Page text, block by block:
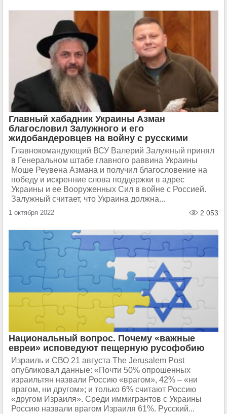
Главный хабадник Украины Азман
благословил Залужного и его
жидобандеровцев на войну с русскими
Главнокомандующий ВСУ Валерий Залужный принял
в Генеральном штабе главного раввина Украины
Моше Реувена Азмана и получил благословение на
победу и искренние слова поддержки в адрес
Украины и ее Вооруженных Сил в войне с Россией.
Залужный считает, что Украина должна...
1 октября 2022 2 053
Национальный вопрос. Почему «важные
евреи» исповедуют пещерную русофобию
Израиль и СВО 21 августа The Jerusalem Post
опубликовал данные: «Почти 50% опрошенных
израильтян назвали Россию «врагом», 42% – «ни
врагом, ни другом»; и только 6% считают Россию
«другом Израиля». Среди иммигрантов с Украины
Россию назвали врагом Израиля 61%. Русский...